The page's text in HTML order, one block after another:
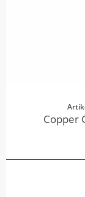
Copper